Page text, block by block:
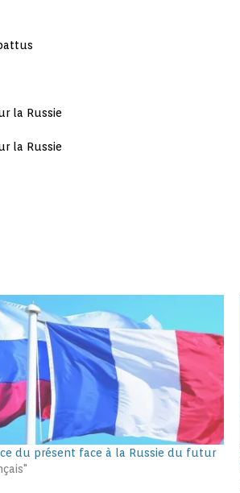
la Russie
la Russie
du présent face à la Russie du futur